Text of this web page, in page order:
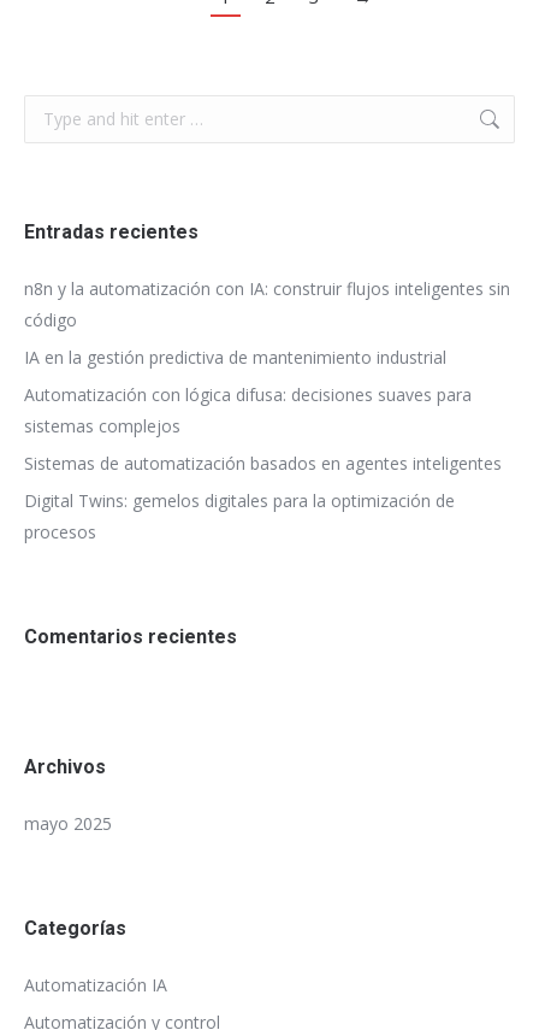
Search:
Entradas recientes
n8n y la automatización con IA: construir flujos inteligentes sin
código
IA en la gestión predictiva de mantenimiento industrial
Automatización con lógica difusa: decisiones suaves para
sistemas complejos
Sistemas de automatización basados en agentes inteligentes
Digital Twins: gemelos digitales para la optimización de
procesos
Comentarios recientes
Archivos
mayo 2025
Categorías
Automatización IA
Automatización y control